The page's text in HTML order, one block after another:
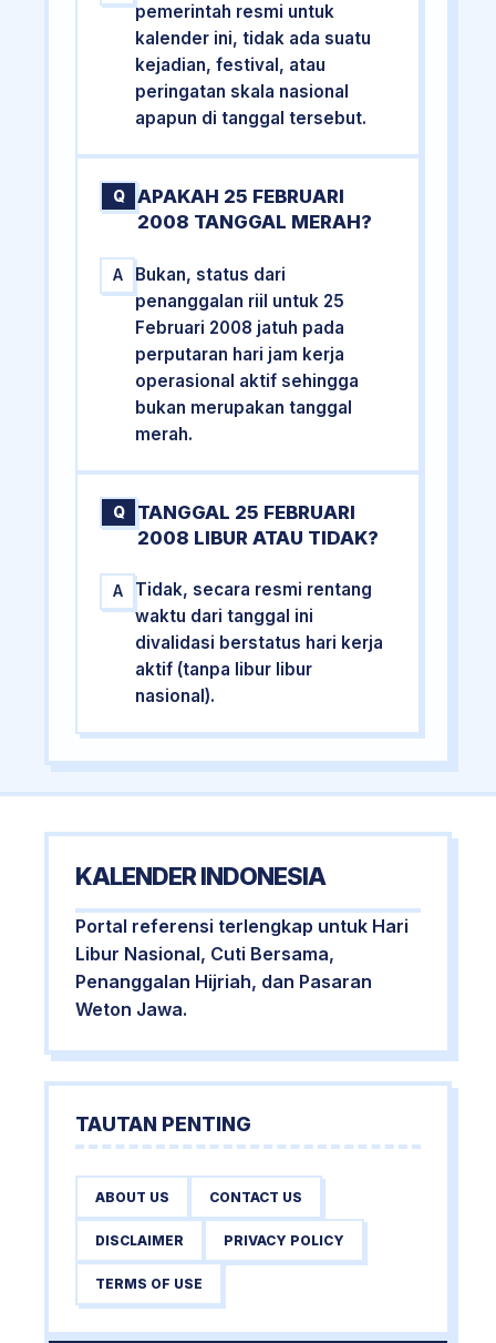
pemerintah resmi untuk
kalender ini, tidak ada suatu
kejadian, festival, atau
peringatan skala nasional
apapun di tanggal tersebut.
Q
APAKAH 25 FEBRUARI
2008 TANGGAL MERAH?
A
Bukan, status dari
penanggalan riil untuk 25
Februari 2008 jatuh pada
perputaran hari jam kerja
operasional aktif sehingga
bukan merupakan tanggal
merah.
Q
TANGGAL 25 FEBRUARI
2008 LIBUR ATAU TIDAK?
A
Tidak, secara resmi rentang
waktu dari tanggal ini
divalidasi berstatus hari kerja
aktif (tanpa libur libur
nasional).
KALENDER INDONESIA
Portal referensi terlengkap untuk Hari
Libur Nasional, Cuti Bersama,
Penanggalan Hijriah, dan Pasaran
Weton Jawa.
TAUTAN PENTING
ABOUT US CONTACT US
DISCLAIMER PRIVACY POLICY
TERMS OF USE